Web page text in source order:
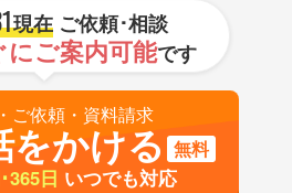
現在ご依頼･相談
にご案内可能です
ご依頼・資料請求
をかける 無料
365日 いつでも対応